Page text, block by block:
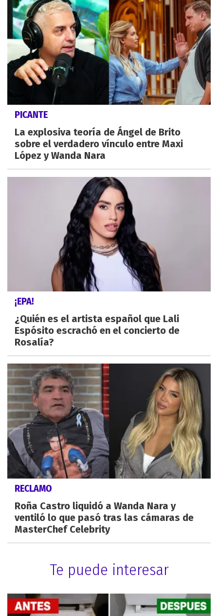
PICANTE
La explosiva teoría de Ángel de Brito
sobre el verdadero vínculo entre Maxi
López y Wanda Nara
¡EPA!
¿Quién es el artista español que Lali
Espósito escrachó en el concierto de
Rosalía?
RECLAMO
Roña Castro liquidó a Wanda Nara y
ventiló lo que pasó tras las cámaras de
MasterChef Celebrity
Te puede interesar